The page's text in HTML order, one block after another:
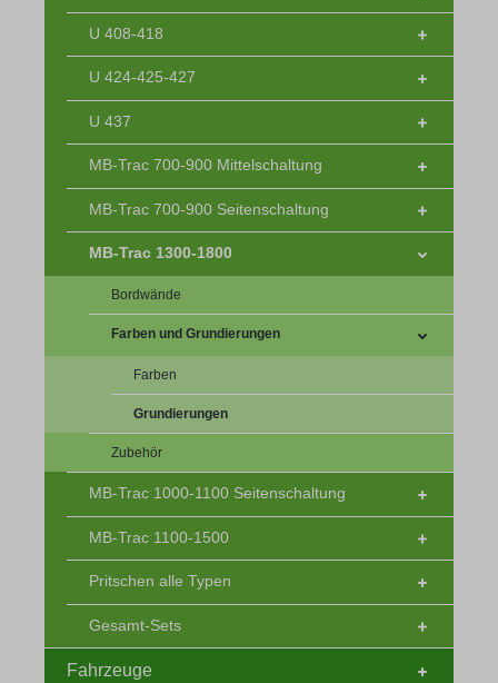
U 408-418
U 424-425-427
U 437
MB-Trac 700-900 Mittelschaltung
MB-Trac 700-900 Seitenschaltung
MB-Trac 1300-1800
Bordwände
Farben und Grundierungen
Farben
Grundierungen
Zubehör
MB-Trac 1000-1100 Seitenschaltung
MB-Trac 1100-1500
Pritschen alle Typen
Gesamt-Sets
Fahrzeuge